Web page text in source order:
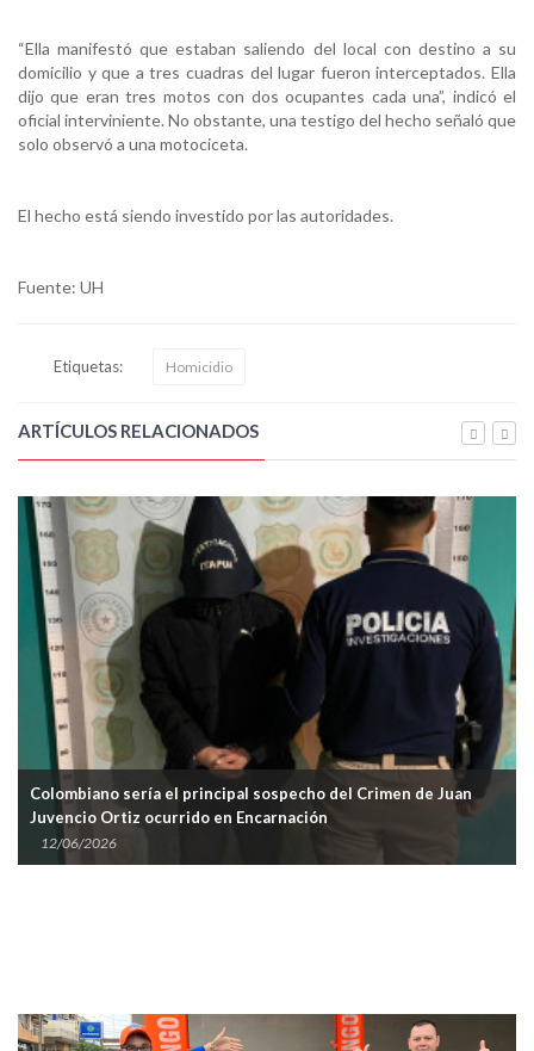
“Ella manifestó que estaban saliendo del local con destino a su
domicilio y que a tres cuadras del lugar fueron interceptados. Ella
dijo que eran tres motos con dos ocupantes cada una”, indicó el
oficial interviniente. No obstante, una testigo del hecho señaló que
solo observó a una motociceta.
El hecho está siendo investido por las autoridades.
Fuente: UH
Etiquetas: Homicidio
ARTÍCULOS RELACIONADOS
Colombiano sería el principal sospecho del Crimen de Juan
Juvencio Ortiz ocurrido en Encarnación
12/06/2026